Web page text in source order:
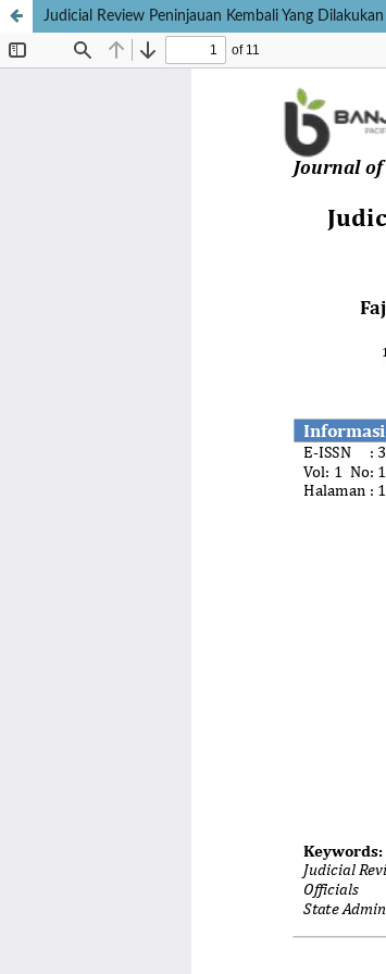
Judicial Review Peninjauan Kembali Yang